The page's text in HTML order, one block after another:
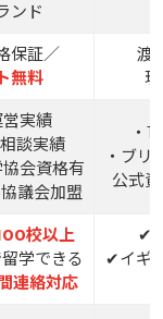
ンド
保証／
無料
渡
営実績
談実績
協会資格有
議会加盟
・
・ブリ
公式
校以上
学できる
連絡対応
✔
✔イギ